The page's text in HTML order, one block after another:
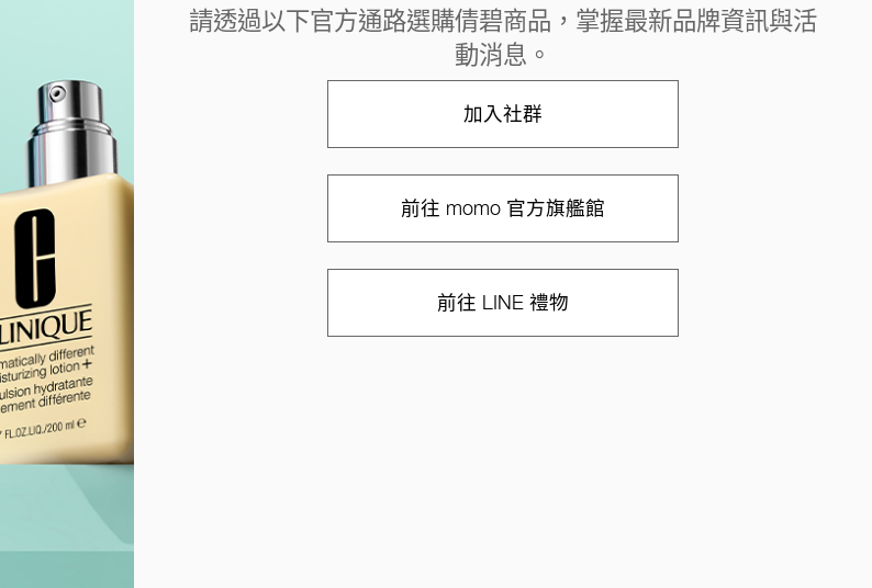
請透過以下官方通路選購倩碧商品，掌握最新品牌資訊與活
動消息。
加入社群
前往 momo 官方旗艦館
前往 LINE 禮物